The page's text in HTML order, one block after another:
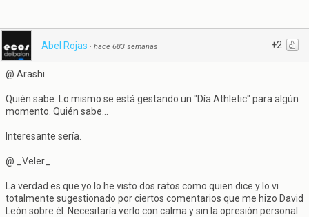
+2
Abel Rojas · hace 683 semanas
@ Arashi
Quién sabe. Lo mismo se está gestando un "Día Athletic" para algún
momento. Quién sabe...
Interesante sería.
@ _Veler_
La verdad es que yo lo he visto dos ratos como quien dice y lo vi
totalmente sugestionado por ciertos comentarios que me hizo David
León sobre él. Necesitaría verlo con calma y sin la opresión personal